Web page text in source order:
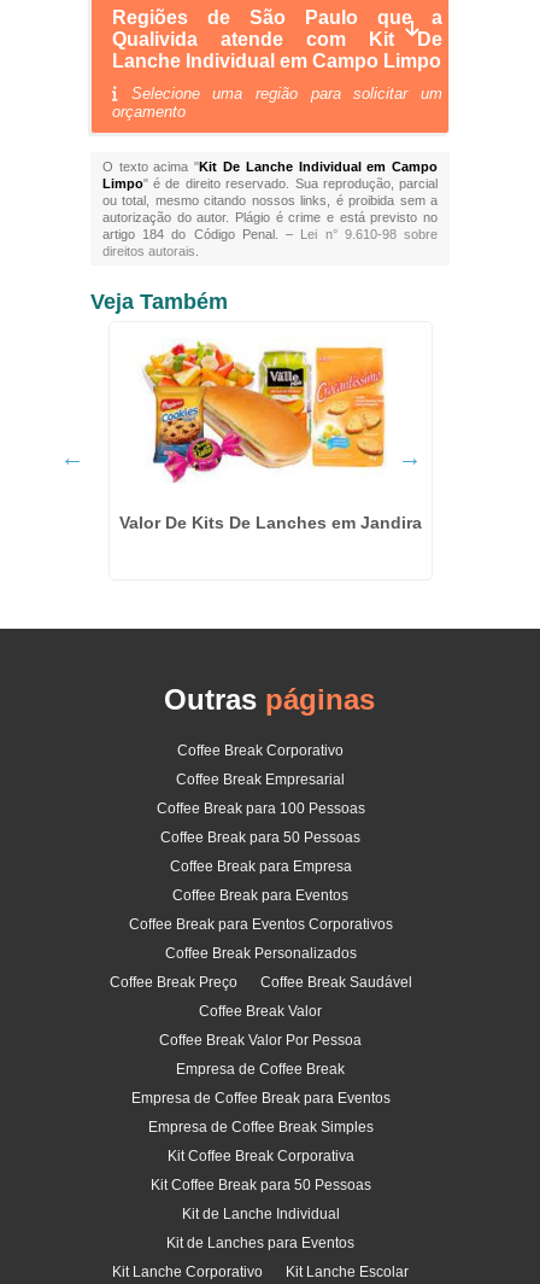
Regiões de São Paulo que a
Qualivida atende com Kit De
Lanche Individual em Campo Limpo
Selecione uma região para solicitar um
orçamento
O texto acima "Kit De Lanche Individual em Campo
Limpo" é de direito reservado. Sua reprodução, parcial
ou total, mesmo citando nossos links, é proibida sem a
autorização do autor. Plágio é crime e está previsto no
artigo 184 do Código Penal. – Lei n° 9.610-98 sobre
direitos autorais
Veja Também
Valor De Kits De Lanches em Jandira
Outras páginas
Coffee Break Corporativo
Coffee Break Empresarial
Coffee Break para 100 Pessoas
Coffee Break para 50 Pessoas
Coffee Break para Empresa
Coffee Break para Eventos
Coffee Break para Eventos Corporativos
Coffee Break Personalizados
Coffee Break Preço
Coffee Break Saudável
Coffee Break Valor
Coffee Break Valor Por Pessoa
Empresa de Coffee Break
Empresa de Coffee Break para Eventos
Empresa de Coffee Break Simples
Kit Coffee Break Corporativa
Kit Coffee Break para 50 Pessoas
Kit de Lanche Individual
Kit de Lanches para Eventos
Kit Lanche Corporativo
Kit Lanche Escolar